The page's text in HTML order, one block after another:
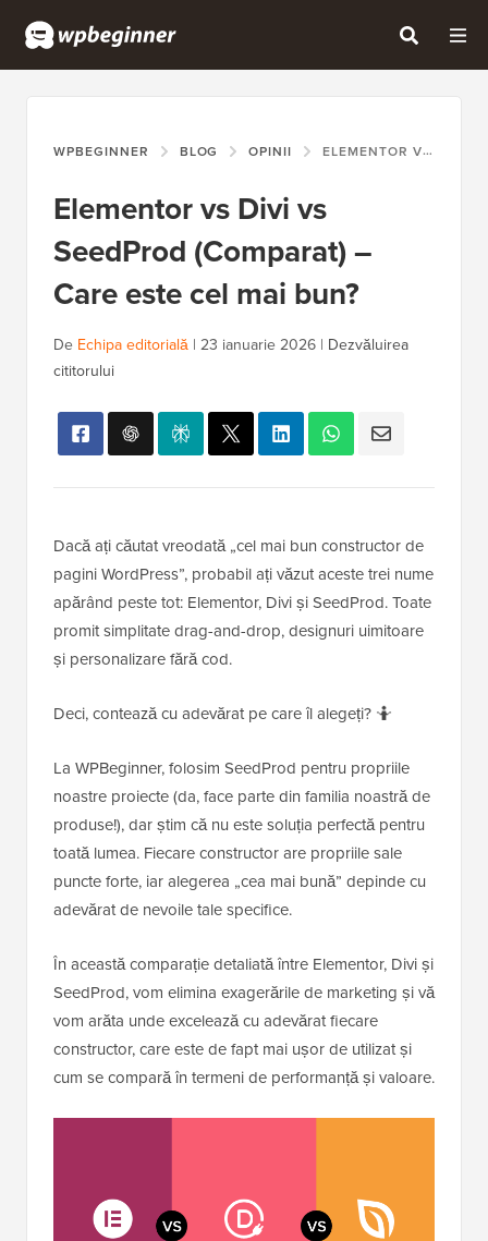
WPBEGINNER BLOG OPINII ELEMENTOR VS DIVI VS SEEDPROD (COMPARAT) – CARE ESTE CEL MAI BUN?
Elementor vs Divi vs
SeedProd (Comparat) –
Care este cel mai bun?
De Echipa editorială | 23 ianuarie 2026 | Dezvăluirea
cititorului
Dacă ați căutat vreodată „cel mai bun constructor de
pagini WordPress”, probabil ați văzut aceste trei nume
apărând peste tot: Elementor, Divi și SeedProd. Toate
promit simplitate drag-and-drop, designuri uimitoare
și personalizare fără cod.
Deci, contează cu adevărat pe care îl alegeți? 🤷
La WPBeginner, folosim SeedProd pentru propriile
noastre proiecte (da, face parte din familia noastră de
produse!), dar știm că nu este soluția perfectă pentru
toată lumea. Fiecare constructor are propriile sale
puncte forte, iar alegerea „cea mai bună” depinde cu
adevărat de nevoile tale specifice.
În această comparație detaliată între Elementor, Divi și
SeedProd, vom elimina exagerările de marketing și vă
vom arăta unde excelează cu adevărat fiecare
constructor, care este de fapt mai ușor de utilizat și
cum se compară în termeni de performanță și valoare.